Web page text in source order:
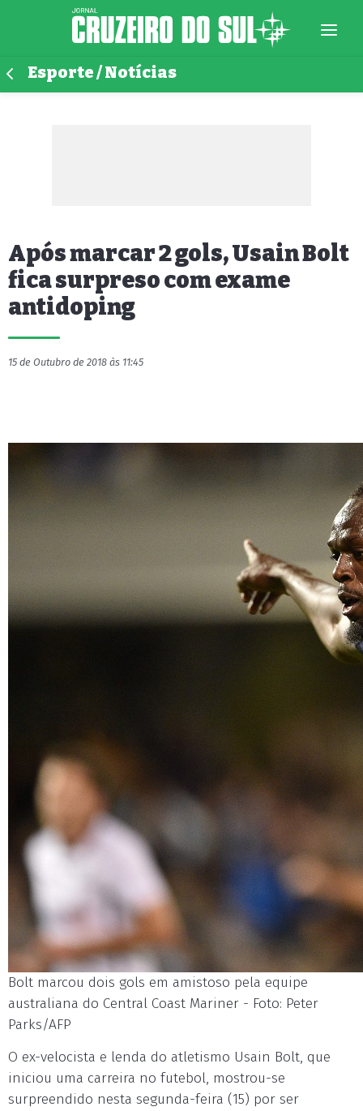
Esporte / Notícias
Após marcar 2 gols, Usain Bolt
fica surpreso com exame
antidoping
15 de Outubro de 2018 às 11:45
Bolt marcou dois gols em amistoso pela equipe
australiana do Central Coast Mariner - Foto: Peter
Parks/AFP
O ex-velocista e lenda do atletismo Usain Bolt, que
iniciou uma carreira no futebol, mostrou-se
surpreendido nesta segunda-feira (15) por ser